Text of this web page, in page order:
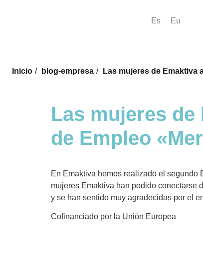
Es Eu
Inicio / blog-empresa / Las mujeres de Emaktiva
Las mujeres
de Empleo
En Emaktiva hemos realizado el
mujeres Emaktiva han podido conectarse
y se han sentido muy agradecidas por el
Cofinanciado por la Unión Europea